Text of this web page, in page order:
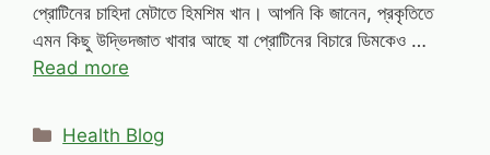
প্রোটিনের চাহিদা মেটাতে হিমশিম খান। আপনি কি জানেন, প্রকৃতিতে
এমন কিছু উদ্ভিদজাত খাবার আছে যা প্রোটিনের বিচারে ডিমকেও …
Read more
Categories
Health Blog